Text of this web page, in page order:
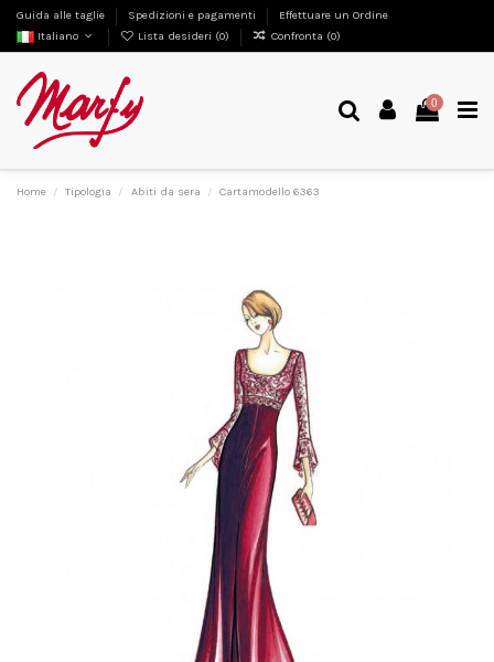
Guida alle taglie Spedizioni e pagamenti
Effettuare un Ordine
Italiano
Lista desideri (0) Confronta (0)
0
Home Tipologia Abiti da sera Cartamodello 6363